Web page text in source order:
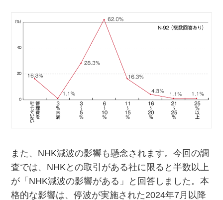
また、NHK減波の影響も懸念されます。今回の調
査では、NHKとの取引がある社に限ると半数以上
が「NHK減波の影響がある」と回答しました。本
格的な影響は、停波が実施された2024年7月以降